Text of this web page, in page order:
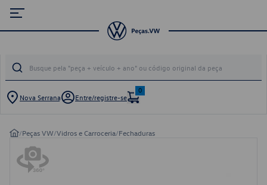
Nova Serrana Entre/registre-se
0
/Peças VW/Vidros e Carroceria/Fechaduras